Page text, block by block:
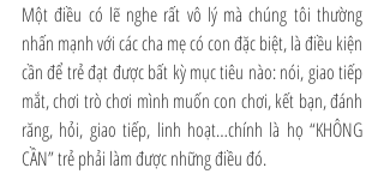
Một điều có lẽ nghe rất vô lý mà chúng tôi thường
nhấn mạnh với các cha mẹ có con đặc biệt, là điều kiện
cần để trẻ đạt được bất kỳ mục tiêu nào: nói, giao tiếp
mắt, chơi trò chơi mình muốn con chơi, kết bạn, đánh
răng, hỏi, giao tiếp, linh hoạt…chính là họ “KHÔNG
CẦN” trẻ phải làm được những điều đó.